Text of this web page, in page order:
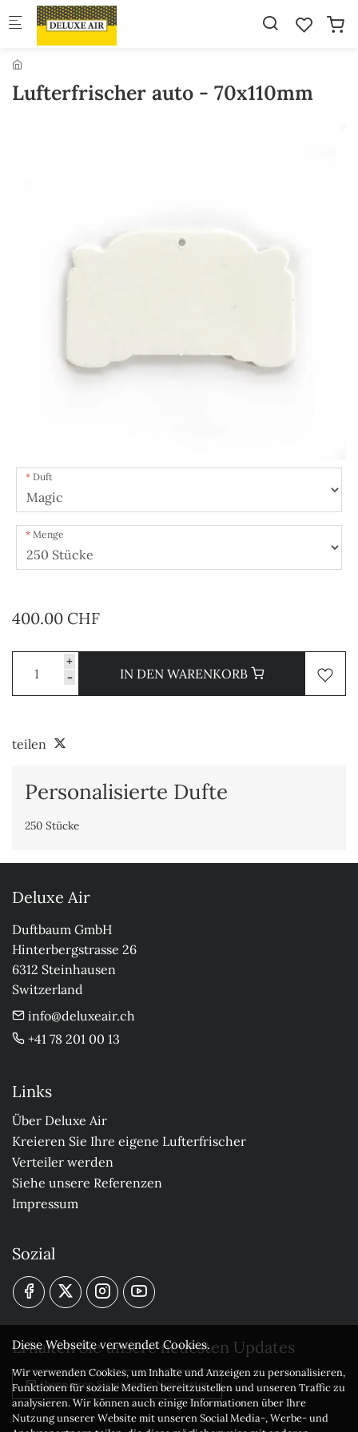
Skip to main content
Lufterfrischer auto - 70x110mm
Duft
Menge
400.00 CHF
+
-
IN DEN WARENKORB
teilen
Personalisierte Dufte
250 Stücke
Deluxe Air
Duftbaum GmbH
Hinterbergstrasse 26
6312 Steinhausen
Switzerland
info@deluxeair.ch
+41 78 201 00 13
Links
Über Deluxe Air
Kreieren Sie Ihre eigene Lufterfrischer
Verteiler werden
Siehe unsere Referenzen
Impressum
Sozial
Erhalten Sie unsere neuesten Updates
Abonnieren Sie unseren Newsletter
Diese Webseite verwendet Cookies.
Wir verwenden Cookies, um Inhalte und Anzeigen zu personalisieren,
Funktionen für soziale Medien bereitzustellen und unseren Traffic zu
analysieren. Wir können auch einige Informationen über Ihre
Nutzung unserer Website mit unseren Social Media-, Werbe- und